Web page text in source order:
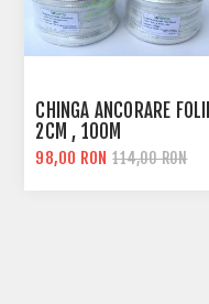
CHINGA ANCORARE
2CM , 100M
98,00 RON 114,00 RON